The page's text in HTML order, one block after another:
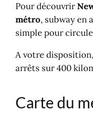
Pour découvrir
métro, subway en
simple pour
A votre
arrêts sur 400
Carte du